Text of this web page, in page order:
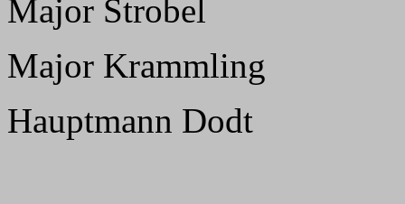
Major Strobel
Major Krammling
Hauptmann Dodt